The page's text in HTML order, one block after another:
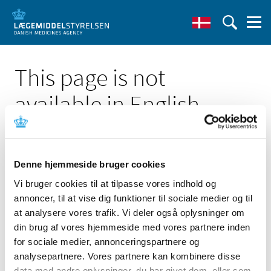
Denne hjemmeside bruger cookies
Vi bruger cookies til at tilpasse vores indhold og
annoncer, til at vise dig funktioner til sociale medier og til
at analysere vores trafik. Vi deler også oplysninger om
din brug af vores hjemmeside med vores partnere inden
for sociale medier, annonceringspartnere og
analysepartnere. Vores partnere kan kombinere disse
This page is not
available in English
Click here to see the Danish page 'Direkte
sikkerhedsinformation (DHPC): Elmiron'
Go to English frontpage